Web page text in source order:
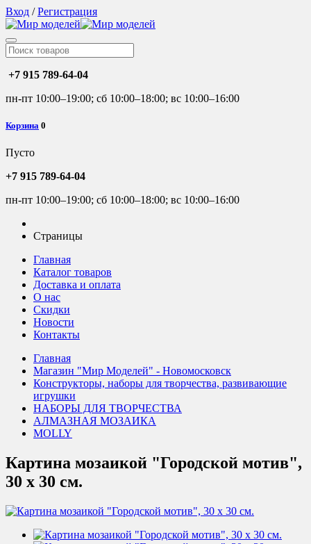
Вход /Регистрация
+7 915 789-64-04
пн-пт 10:00–19:00; сб 10:00–18:00; вс 10:00–16:00
Корзина 0
Пусто
+7 915 789-64-04
пн-пт 10:00–19:00; сб 10:00–18:00; вс 10:00–16:00
Страницы
Главная
Каталог товаров
Доставка и оплата
О нас
Скидки
Новости
Контакты
Главная
Магазин "Мир Моделей" - Новомосковск
Конструкторы, наборы для творчества, развивающие
игрушки
НАБОРЫ ДЛЯ ТВОРЧЕСТВА
АЛМАЗНАЯ МОЗАИКА
MOLLY
Картина мозаикой "Городской мотив",
30 х 30 см.